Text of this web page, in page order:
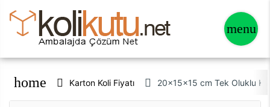
home Karton Koli Fiyatı 20x15x15 cm Tek Oluklu